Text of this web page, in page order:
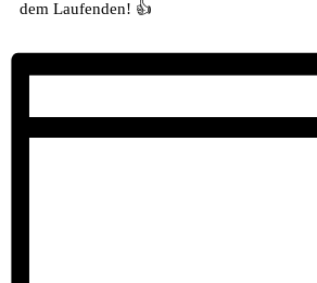
dem Laufenden! 👍